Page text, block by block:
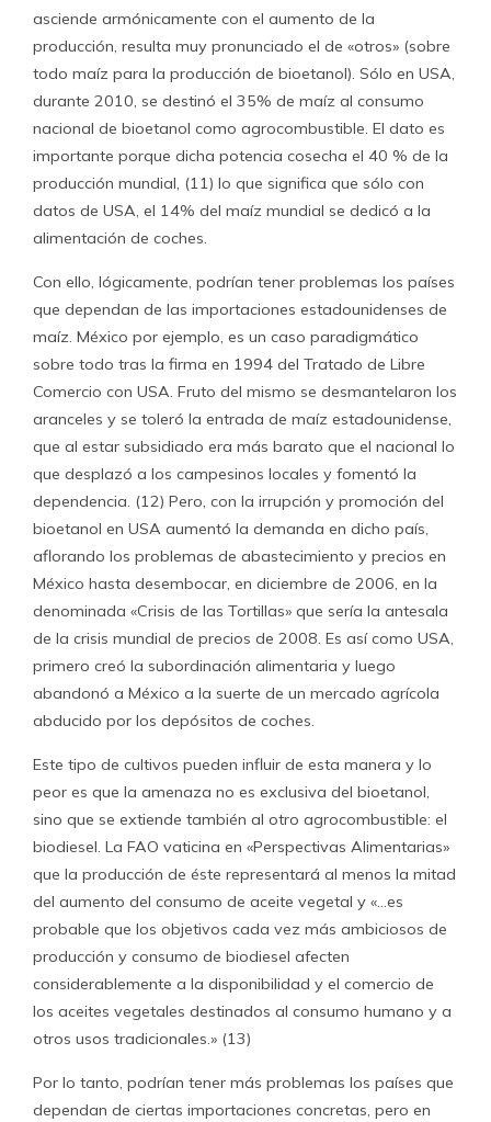
asciende armónicamente con el aumento de la
producción, resulta muy pronunciado el de «otros» (sobre
todo maíz para la producción de bioetanol). Sólo en USA,
durante 2010, se destinó el 35% de maíz al consumo
nacional de bioetanol como agrocombustible. El dato es
importante porque dicha potencia cosecha el 40 % de la
producción mundial, (11) lo que significa que sólo con
datos de USA, el 14% del maíz mundial se dedicó a la
alimentación de coches.
Con ello, lógicamente, podrían tener problemas los países
que dependan de las importaciones estadounidenses de
maíz. México por ejemplo, es un caso paradigmático
sobre todo tras la firma en 1994 del Tratado de Libre
Comercio con USA. Fruto del mismo se desmantelaron los
aranceles y se toleró la entrada de maíz estadounidense,
que al estar subsidiado era más barato que el nacional lo
que desplazó a los campesinos locales y fomentó la
dependencia. (12) Pero, con la irrupción y promoción del
bioetanol en USA aumentó la demanda en dicho país,
aflorando los problemas de abastecimiento y precios en
México hasta desembocar, en diciembre de 2006, en la
denominada «Crisis de las Tortillas» que sería la antesala
de la crisis mundial de precios de 2008. Es así como USA,
primero creó la subordinación alimentaria y luego
abandonó a México a la suerte de un mercado agrícola
abducido por los depósitos de coches.
Este tipo de cultivos pueden influir de esta manera y lo
peor es que la amenaza no es exclusiva del bioetanol,
sino que se extiende también al otro agrocombustible: el
biodiesel. La FAO vaticina en «Perspectivas Alimentarias»
que la producción de éste representará al menos la mitad
del aumento del consumo de aceite vegetal y «…es
probable que los objetivos cada vez más ambiciosos de
producción y consumo de biodiesel afecten
considerablemente a la disponibilidad y el comercio de
los aceites vegetales destinados al consumo humano y a
otros usos tradicionales.» (13)
Por lo tanto, podrían tener más problemas los países que
dependan de ciertas importaciones concretas, pero en